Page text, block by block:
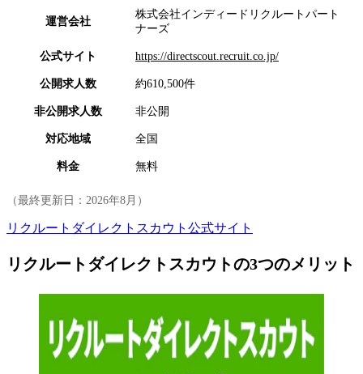
運営会社
株式会社インディードリクルートパート
ナーズ
公式サイト https://directscout.recruit.co.jp/
公開求人数 約610,500件
非公開求人数 非公開
対応地域 全国
料金 無料
（最終更新日： 2026年8月 ）
リクルートダイレクトスカウト公式サイト
リクルートダイレクトスカウトの3つのメリット